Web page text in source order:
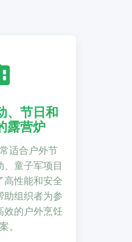
、节日和
露营炉
适合户外节
、童子军项目
高性能和安全
助组织者为参
效的户外烹饪
。